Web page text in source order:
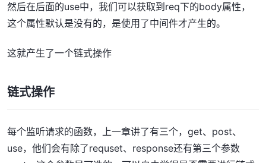
然后在后面的use中，我们可以获取到req下的body属性，
这个属性默认是没有的，是使用了中间件才产生的。
这就产生了一个链式操作
链式操作
每个监听请求的函数，上一章讲了有三个，get、post、
use，他们会有除了requset、response还有第三个参数